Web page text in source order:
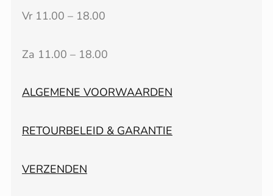
Vr 11.00 – 18.00
Za 11.00 – 18.00
ALGEMENE VOORWAARDEN
RETOURBELEID & GARANTIE
VERZENDEN